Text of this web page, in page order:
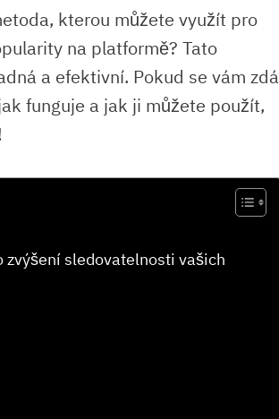
kterou můžete využít pro
na platformě? Tato
a efektivní. Pokud se vám zdá
funguje a jak ji můžete použít,
zvýšení sledovatelnosti vašich